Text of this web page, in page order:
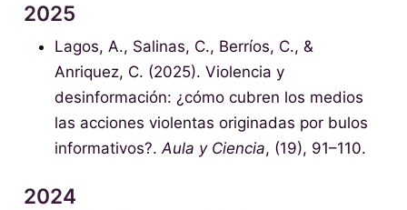
2025
Lagos, A., Salinas, C., Berríos, C., &
Anriquez, C. (2025). Violencia y
desinformación: ¿cómo cubren los medios
las acciones violentas originadas por bulos
informativos?. Aula y Ciencia, (19), 91–110.
2024